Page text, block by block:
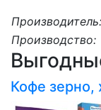
Производитель:
Производство:
Кофе зерно,